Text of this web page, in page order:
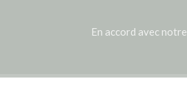
En accord avec notre